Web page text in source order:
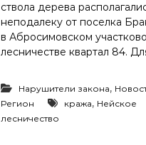
ствола дерева
неподалеку от поселка
в Абросимовском
лесничестве квартал 84.
Нарушители закона,
Регион кража, Нейское
лесничество